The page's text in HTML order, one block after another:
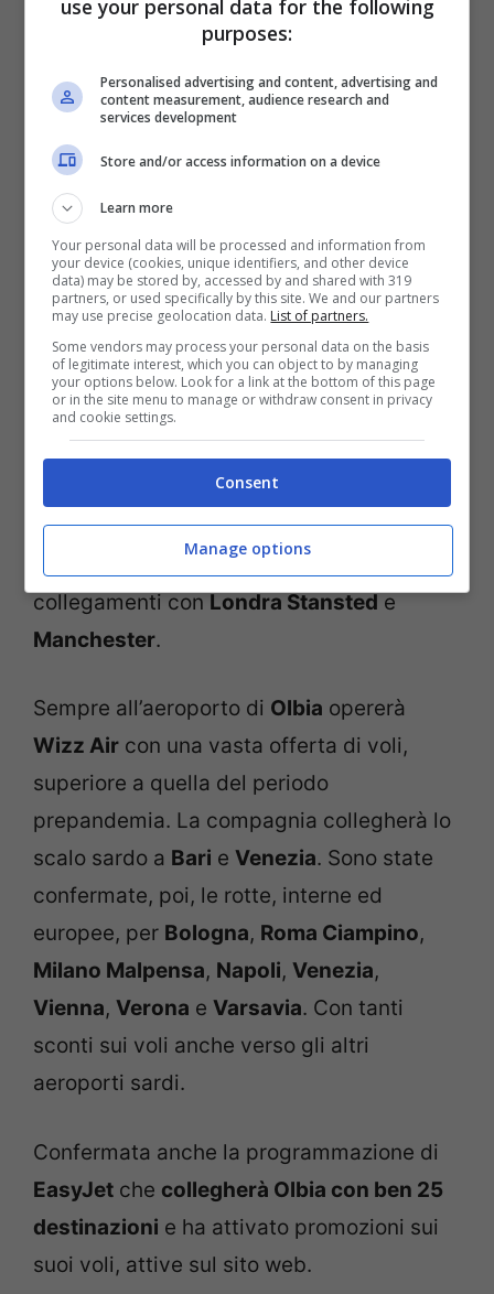
una dellenuove rotte estive tra Italia e
, annunciate a gennaio. Sulla
continuità territoriale di Volotea anche per
l’estate ancora si sa poco. Al momento, la
low cost spagnola ha dato la sua
disponibilità solo per la rotta tra Cagliari e
Roma Fiumicino. Comunque, rimangono gli
altri voli, non i continuità territoriale, offerti
dalla compagnia, con sconti molto
appetibili e lepromozioni da 9 euro. Nel
frattempo, Volotea ha confermato20
collegamenti da e per Olbia
Tra le novità della prossima estate, si
segnala l’arrivo aOlbiadella compagnia
, che a inizio maggio partirà con i
collegamenti conLondra Stanstede
Manchester.
Sempre all’aeroporto di Olbia opererà
Wizz Air con una vasta offerta di voli,
superiore a quella del periodo
prepandemia. La compagnia collegherà lo
scalo sardo a Bari e Venezia. Sono state
confermate, poi, le rotte, interne ed
europee, per Bologna, Roma Ciampino,
Milano Malpensa, Napoli, Venezia,
Vienna, Verona e Varsavia. Con tanti
sconti sui voli anche verso gli altri
aeroporti sardi.
Confermata anche la programmazione di
EasyJet che collegherà Olbia con ben 25
destinazioni e ha attivato promozioni sui
suoi voli, attive sul sito web.
use your personal data for the following
purposes:
Personalised advertising and content, advertising and
content measurement, audience research and
services development
Store and/or access information on a device
Learn more
Your personal data will be processed and information from
your device (cookies, unique identifiers, and other device
data) may be stored by, accessed by and shared with 319
partners, or used specifically by this site. We and our partners
may use precise geolocation data. List of partners.
Some vendors may process your personal data on the basis
of legitimate interest, which you can object to by managing
your options below. Look for a link at the bottom of this page
or in the site menu to manage or withdraw consent in privacy
and cookie settings.
Consent
Manage options